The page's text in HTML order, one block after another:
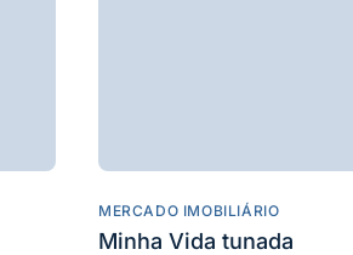
MERCADO IMOBILIÁRIO
Minha Vida tunada